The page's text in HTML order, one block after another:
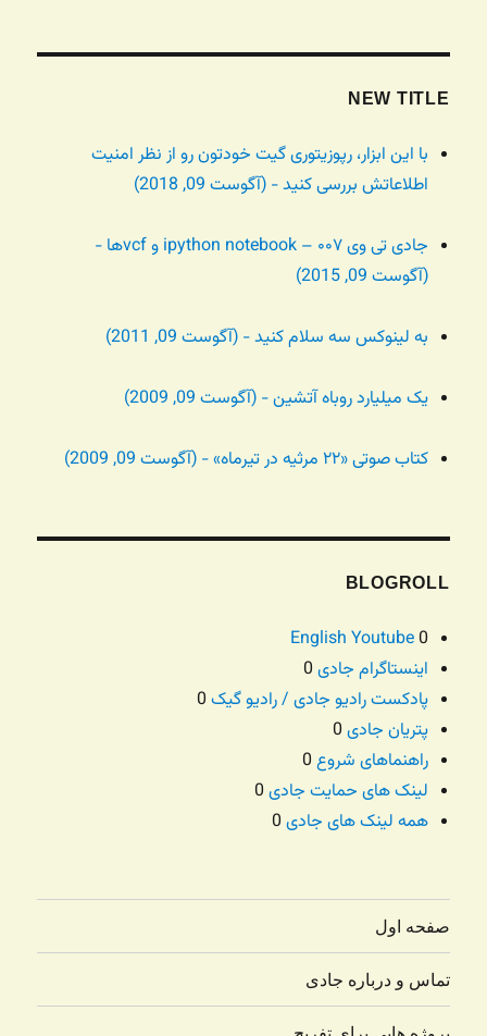
NEW TITLE
با این ابزار، رپوزیتوری گیت خودتون رو از نظر امنیت
اطلاعاتش بررسی کنید - (آگوست 09, 2018)
جادی تی وی ۰۰۷ – ipython notebook و vcfها -
(آگوست 09, 2015)
به لینوکس سه سلام کنید - (آگوست 09, 2011)
یک میلیارد روباه آتشین - (آگوست 09, 2009)
کتاب صوتی «۲۲ مرثیه در تیرماه» - (آگوست 09, 2009)
BLOGROLL
English Youtube0
اینستاگرام جادی
پادکست رادیو جادی / رادیو گیک
پتریان جادی
راهنماهای شروع
لینک های حمایت جادی
همه لینک های جادی
صفحه اول
تماس و درباره جادی